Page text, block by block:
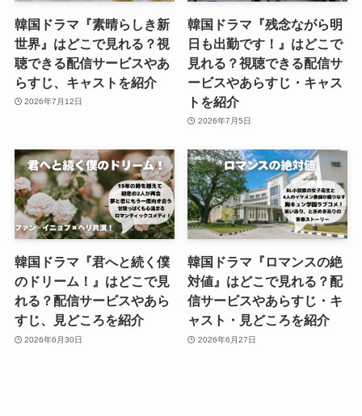
韓国ドラマ『素晴らしき新
世界』はどこで見れる？視
聴できる配信サービスやあ
らすじ、キャストを紹介
2026年7月12日
韓国ドラマ『残念ながら明
日も出勤です！』はどこで
見れる？視聴できる配信サ
ービスやあらすじ・キャス
トを紹介
2026年7月5日
韓国ドラマ『君へと続く僕
のドリーム！』はどこで見
れる？配信サービスやあら
すじ、見どころを紹介
2026年6月30日
韓国ドラマ『ロマンスの絶
対値』はどこで見れる？配
信サービスやあらすじ・キ
ャスト・見どころを紹介
2026年6月27日